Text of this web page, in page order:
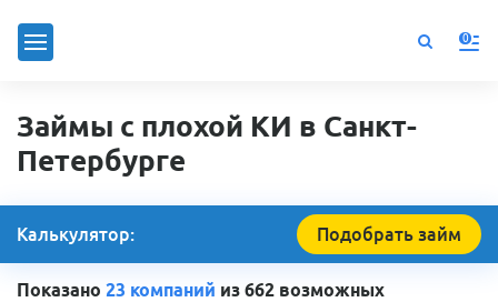
0
Займы с плохой КИ в Санкт-
Петербурге
Калькулятор: Подобрать займ
Показано 23 компаний из 662 возможных